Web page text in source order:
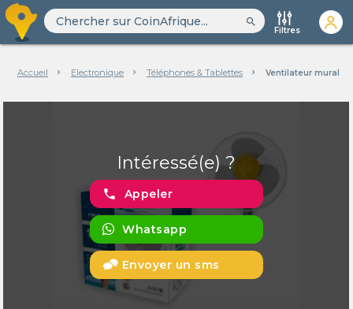
search
Filtres
Accueil Electronique Téléphones & Tablettes Ventilateur mural
Intéressé(e) ?
phone Appeler
Whatsapp
Envoyer un sms